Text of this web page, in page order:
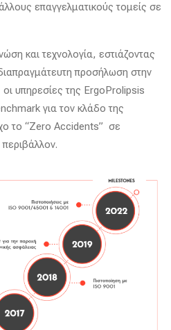
επαγγελματικούς τομείς σε
και τεχνολογία, εστιάζοντας
προσήλωση στην
οι υπηρεσίες της ErgoProlipsis
για τον κλάδο της
το “Zero Accidents” σε